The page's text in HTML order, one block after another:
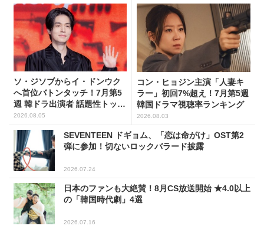
ソ・ジソブからイ・ドンウク
へ首位バトンタッチ！7月第5
週 韓ドラ出演者 話題性トップ
5
2026.08.05
コン・ヒョジン主演「人妻キ
ラー」初回7%超え！7月第5週
韓国ドラマ視聴率ランキング
2026.08.03
SEVENTEEN ドギョム、「恋は命がけ」OST第2
弾に参加！切ないロックバラード披露
2026.07.24
日本のファンも大絶賛！8月CS放送開始 ★4.0以上
の「韓国時代劇」4選
2026.07.16